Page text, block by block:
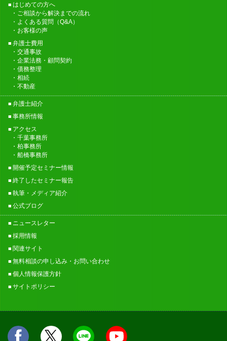
はじめての方へ
ご相談から解決までの流れ
よくある質問（Q&A）
お客様の声
弁護士費用
交通事故
企業法務・顧問契約
債務整理
相続
不動産
弁護士紹介
事務所情報
アクセス
千葉事務所
柏事務所
船橋事務所
開催予定セミナー情報
終了したセミナー報告
執筆・メディア紹介
公式ブログ
ニュースレター
採用情報
関連サイト
無料相談の申し込み・お問い合わせ
個人情報保護方針
サイトポリシー